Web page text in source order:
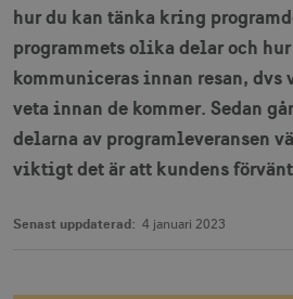
hur du kan tänka kring
programmets olika delar och hur
kommuniceras innan resan, dvs
veta innan de kommer. Sedan
delarna av programleveransen
viktigt det är att kundens
Senast uppdaterad: 4 januari 2023